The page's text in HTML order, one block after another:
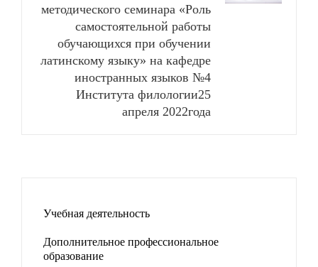
методического семинара «Роль
самостоятельной работы
обучающихся при обучении
латинскому языку» на кафедре
иностранных языков №4
Института филологии25
апреля 2022года
Учебная деятельность
Дополнительное профессиональное
образование